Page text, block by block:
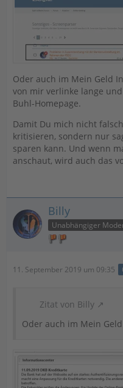
Oder auch im Mein Geld
von mir verlinke lange
Buhl-Homepage.
Damit Du mich nicht
kritisieren, sondern nur
sparen kann. Und wenn
anschaut, wird auch das
Billy
11. September 2019 um 09:35
Zitat von Billy
Oder auch im Mein